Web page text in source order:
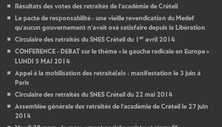
Résultats des votes des retraités de l’académie de Créteil
Le pacte de responsabilité : une vieille revendication du Medef
qu’aucun gouvernement n’avait osé satisfaire depuis la Libération
Circulaire des retraités duSNESCréteil du 1 er avril 2014
CONFERENCE- DEBATsur le thème «la gauche radicale en Europe»
LUNDI 5 MAI 2014
Appel à la mobilisation des retraité(e)s : manifestation le 3 juin à
Paris
Circulaire des retraités duSNESCréteil du 22 mai 2014
Assemblée générale des retraités de l’académie de Créteil le 27 juin
2014